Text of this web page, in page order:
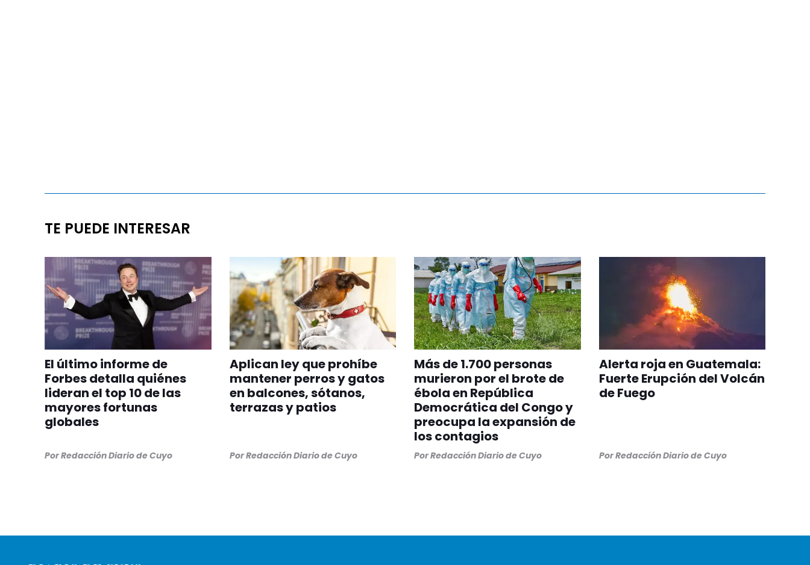
TE PUEDE INTERESAR
El último informe de
Forbes detalla quiénes
lideran el top 10 de las
mayores fortunas
globales
PorRedacción Diario de Cuyo
Aplican ley que prohíbe
mantener perros y gatos
en balcones, sótanos,
terrazas y patios
PorRedacción Diario de Cuyo
Más de 1.700 personas
murieron por el brote de
ébola en República
Democrática del Congo y
preocupa la expansión de
los contagios
PorRedacción Diario de Cuyo
Alerta roja en Guatemala:
Fuerte Erupción del Volcán
de Fuego
PorRedacción Diario de Cuyo